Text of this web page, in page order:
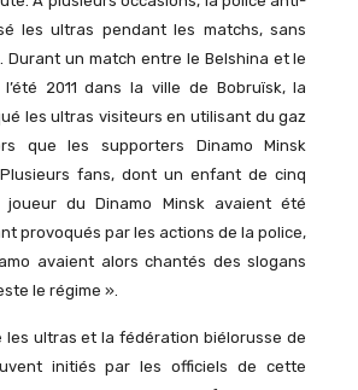
les ultras pendant les matchs, sans
Durant un match entre le Belshina et le
2011 dans la ville de Bobruïsk, la
les ultras visiteurs en utilisant du gaz
que les supporters Dinamo Minsk
fans, dont un enfant de cinq
joueur du Dinamo Minsk avaient été
provoqués par les actions de la police,
avaient alors chantés des slogans
le régime ».
les ultras et la fédération biélorusse de
initiés par les officiels de cette